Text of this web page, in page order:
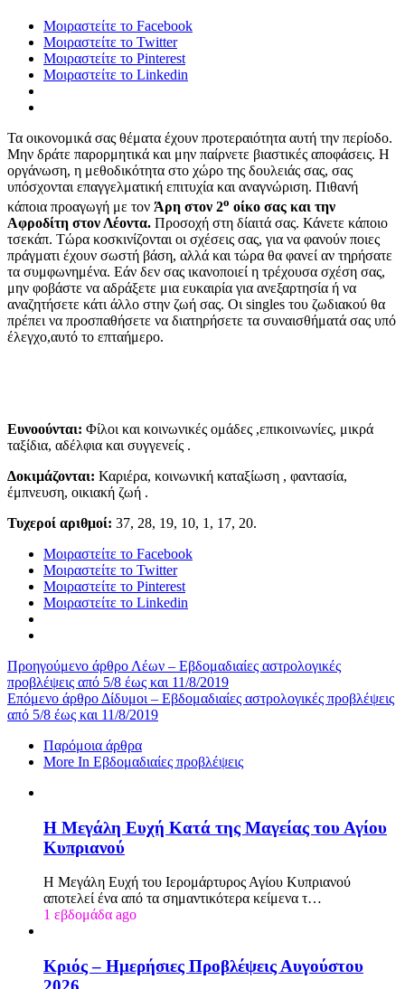
Μοιραστείτε το Facebook
Μοιραστείτε το Twitter
Μοιραστείτε το Pinterest
Μοιραστείτε το Linkedin
Τα οικονομικά σας θέματα έχουν προτεραιότητα αυτή την περίοδο.
Μην δράτε παρορμητικά και μην παίρνετε βιαστικές αποφάσεις. Η
οργάνωση, η μεθοδικότητα στο χώρο της δουλειάς σας, σας
υπόσχονται επαγγελματική επιτυχία και αναγνώριση. Πιθανή
κάποια προαγωγή με τον Άρη στον 2ο οίκο σας και την
Αφροδίτη στον Λέοντα. Προσοχή στη δίαιτά σας. Κάνετε κάποιο
τσεκάπ. Τώρα κοσκινίζονται οι σχέσεις σας, για να φανούν ποιες
πράγματι έχουν σωστή βάση, αλλά και τώρα θα φανεί αν τηρήσατε
τα συμφωνημένα. Εάν δεν σας ικανοποιεί η τρέχουσα σχέση σας,
μην φοβάστε να αδράξετε μια ευκαιρία για ανεξαρτησία ή να
αναζητήσετε κάτι άλλο στην ζωή σας. Οι singles του ζωδιακού θα
πρέπει να προσπαθήσετε να διατηρήσετε τα συναισθήματά σας υπό
έλεγχο,αυτό το επταήμερο.
Ευνοούνται: Φίλοι και κοινωνικές ομάδες ,επικοινωνίες, μικρά
ταξίδια, αδέλφια και συγγενείς .
Δοκιμάζονται: Καριέρα, κοινωνική καταξίωση , φαντασία,
έμπνευση, οικιακή ζωή .
Τυχεροί αριθμοί: 37, 28, 19, 10, 1, 17, 20.
Μοιραστείτε το Facebook
Μοιραστείτε το Twitter
Μοιραστείτε το Pinterest
Μοιραστείτε το Linkedin
Προηγούμενο άρθρο Λέων – Εβδομαδιαίες αστρολογικές
προβλέψεις από 5/8 έως και 11/8/2019
Επόμενο άρθρο Δίδυμοι – Εβδομαδιαίες αστρολογικές προβλέψεις
από 5/8 έως και 11/8/2019
Παρόμοια άρθρα
More In Εβδομαδιαίες προβλέψεις
Η Μεγάλη Ευχή Κατά της Μαγείας του Αγίου
Κυπριανού
Η Μεγάλη Ευχή του Ιερομάρτυρος Αγίου Κυπριανού
αποτελεί ένα από τα σημαντικότερα κείμενα τ…
1 εβδομάδα ago
Κριός – Ημερήσιες Προβλέψεις Αυγούστου